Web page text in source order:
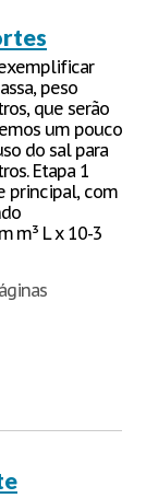
peso
que serão
um pouco
do sal para
Etapa 1
principal, com
m³ L x 10-3